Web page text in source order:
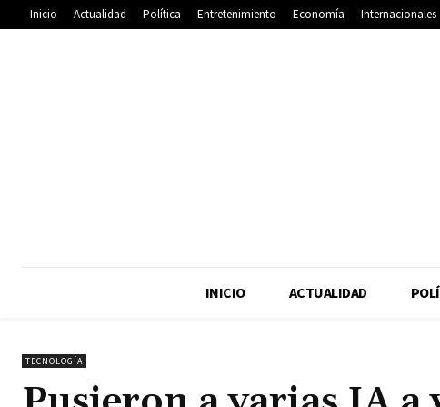
Inicio Actualidad Política Entretenimiento Economía Internacionales
INICIO ACTUALIDAD
TECNOLOGÍA